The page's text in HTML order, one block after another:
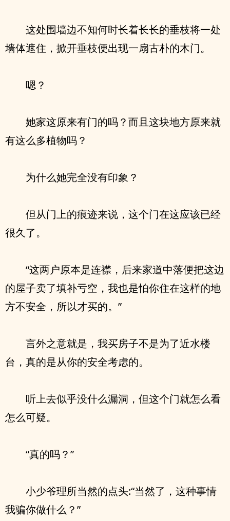
这处围墙边不知何时长着长长的垂枝将一处
墙体遮住，掀开垂枝便出现一扇古朴的木门。
嗯？
她家这原来有门的吗？而且这块地方原来就
有这么多植物吗？
为什么她完全没有印象？
但从门上的痕迹来说，这个门在这应该已经
很久了。
“这两户原本是连襟，后来家道中落便把这边
的屋子卖了填补亏空，我也是怕你住在这样的地
方不安全，所以才买的。”
言外之意就是，我买房子不是为了近水楼
台，真的是从你的安全考虑的。
听上去似乎没什么漏洞，但这个门就怎么看
怎么可疑。
“真的吗？”
小少爷理所当然的点头:“当然了，这种事情
我骗你做什么？”